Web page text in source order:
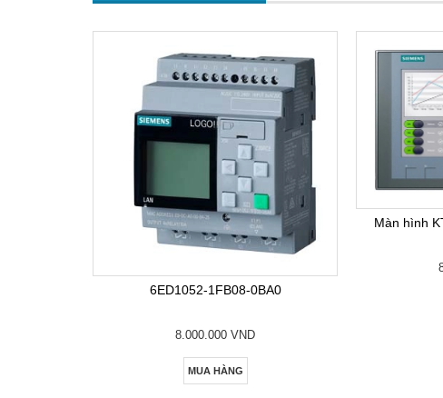
6ED1052-1FB08-0BA0
8.000.000 VND
MUA HÀNG
Màn hình